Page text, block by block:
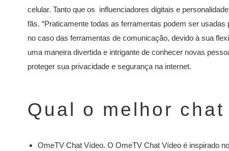
celular. Tanto que os influenciadores digitais e
fãs. “Praticamente todas as ferramentas podem ser
no caso das ferramentas de comunicação, devido à sua
uma maneira divertida e intrigante de conhecer novas
proteger sua privacidade e segurança na internet.
Qual o melhor
OmeTV Chat Vídeo. O OmeTV Chat Vídeo é inspirado